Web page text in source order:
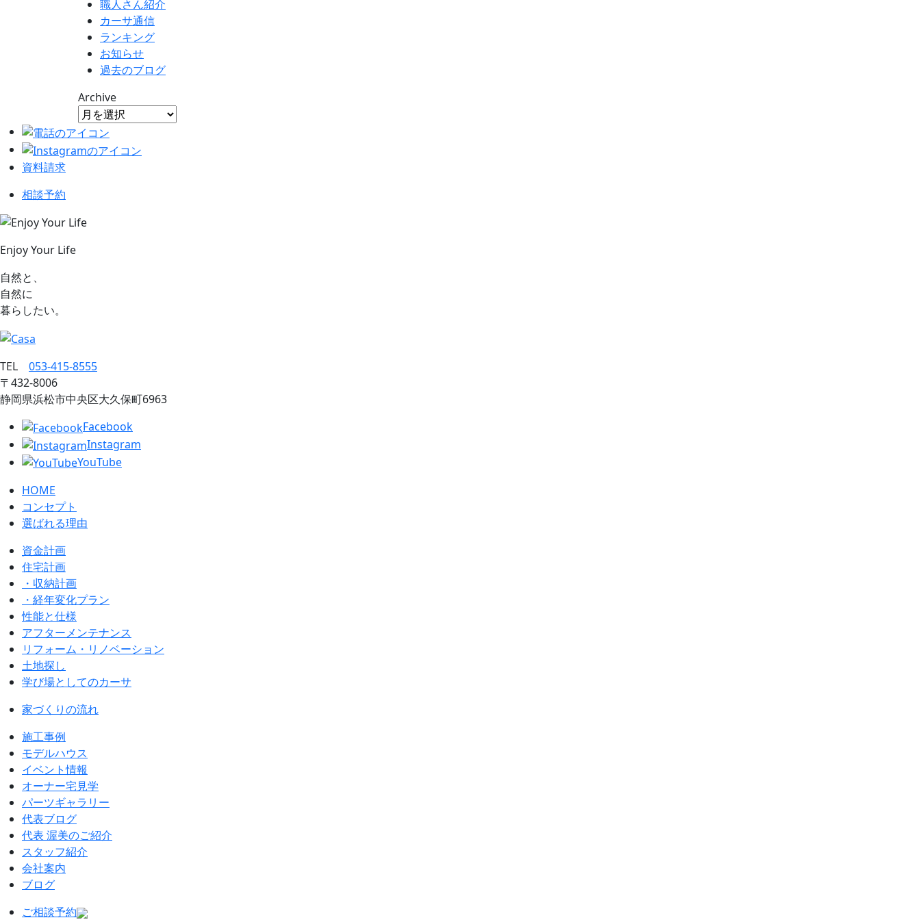
職人さん紹介
カーサ通信
ランキング
お知らせ
過去のブログ
Archive
資料請求
相談予約
Enjoy Your Life
自然と、
自然に
暮らしたい。
TEL 053‐415‐8555
〒432‐8006
静岡県浜松市中央区大久保町6963
Facebook
Instagram
YouTube
HOME
コンセプト
選ばれる理由
資金計画
住宅計画
・収納計画
・経年変化プラン
性能と仕様
アフターメンテナンス
リフォーム・リノベーション
土地探し
学び場としてのカーサ
家づくりの流れ
施工事例
モデルハウス
イベント情報
オーナー宅見学
パーツギャラリー
代表ブログ
代表 渥美のご紹介
スタッフ紹介
会社案内
ブログ
ご相談予約